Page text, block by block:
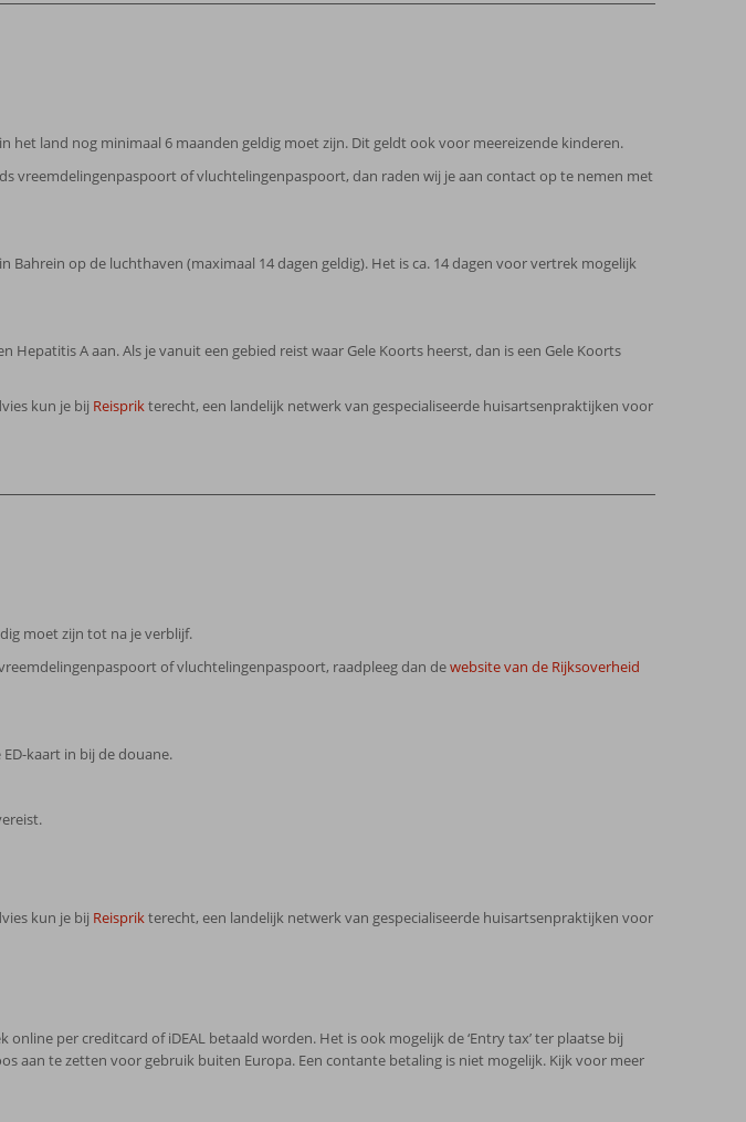
land nog minimaal 6 maanden geldig moet zijn. Dit geldt ook voor meereizende kinderen.
vreemdelingenpaspoort of vluchtelingenpaspoort, dan raden wij je aan contact op te nemen met
Bahrein op de luchthaven (maximaal 14 dagen geldig). Het is ca. 14 dagen voor vertrek mogelijk
A aan. Als je vanuit een gebied reist waar Gele Koorts heerst, dan is een Gele Koorts
kun je bij Reisprikterecht, een landelijk netwerk van gespecialiseerde huisartsenpraktijken voor
moet zijn tot na je verblijf.
of vluchtelingenpaspoort, raadpleeg dan dewebsite van de Rijksoverheid
kaart in bij de douane.
kun je bij Reisprikterecht, een landelijk netwerk van gespecialiseerde huisartsenpraktijken voor
per creditcard of iDEAL betaald worden. Het is ook mogelijk de ‘Entry tax’ ter plaatse bij
aan te zetten voor gebruik buiten Europa. Een contante betaling is niet mogelijk. Kijk voor meer